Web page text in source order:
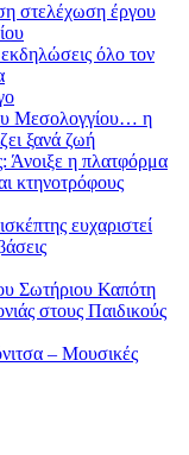
στελέχωση έργου
όλο τον
Μεσολογγίου… η
ξανά ζωή
Άνοιξε η πλατφόρμα
κτηνοτρόφους
ευχαριστεί
Σωτήριου Καπότη
στους Παιδικούς
– Μουσικές